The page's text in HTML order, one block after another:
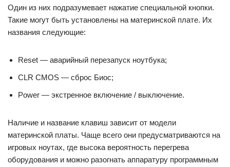
Один из них подразумевает нажатие специальной кнопки.
Такие могут быть установлены на материнской плате. Их
названия следующие:
Reset — аварийный перезапуск ноутбука;
CLR CMOS — сброс Биос;
Power — экстренное включение / выключение.
Наличие и название клавиш зависит от модели
материнской платы. Чаще всего они предусматриваются на
игровых ноутах, где высока вероятность перегрева
оборудования и можно разогнать аппаратуру программным